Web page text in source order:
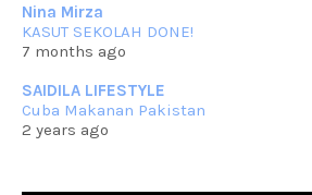
Jun 20 2023
RESIPI PISANG MUDA MASAK LEMAK
lemak ni che mat... read more
Mar 07 2023
Nina Mirza
KASUT SEKOLAH DONE!
7 months ago
SAIDILA LIFESTYLE
Cuba Makanan Pakistan
2 years ago